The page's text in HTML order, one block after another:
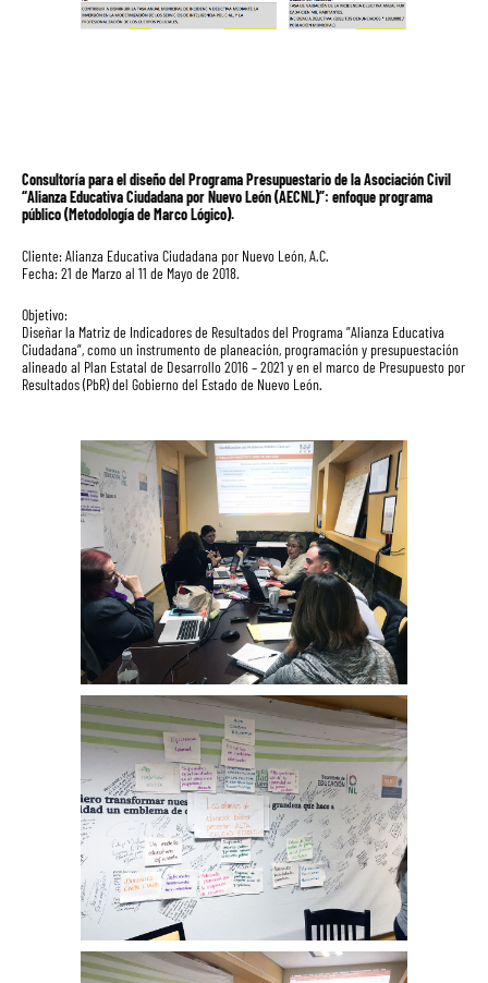
Consultoría para el diseño del Programa Presupuestario de la Asociación Civil
“Alianza Educativa Ciudadana por Nuevo León (AECNL)”: enfoque programa
público (Metodología de Marco Lógico).
Cliente: Alianza Educativa Ciudadana por Nuevo León, A.C.
Fecha: 21 de Marzo al 11 de Mayo de 2018.
Objetivo:
Diseñar la Matriz de Indicadores de Resultados del Programa ”Alianza Educativa
Ciudadana”, como un instrumento de planeación, programación y presupuestación
alineado al Plan Estatal de Desarrollo 2016 – 2021 y en el marco de Presupuesto por
Resultados (PbR) del Gobierno del Estado de Nuevo León.